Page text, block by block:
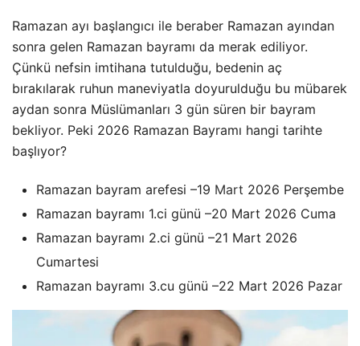
Ramazan ayı başlangıcı ile beraber Ramazan ayından
sonra gelen Ramazan bayramı da merak ediliyor.
Çünkü nefsin imtihana tutulduğu, bedenin aç
bırakılarak ruhun maneviyatla doyurulduğu bu mübarek
aydan sonra Müslümanları 3 gün süren bir bayram
bekliyor. Peki 2026 Ramazan Bayramı hangi tarihte
başlıyor?
Ramazan bayram arefesi –19 Mart 2026 Perşembe
Ramazan bayramı 1.ci günü –20 Mart 2026 Cuma
Ramazan bayramı 2.ci günü –21 Mart 2026
Cumartesi
Ramazan bayramı 3.cu günü –22 Mart 2026 Pazar